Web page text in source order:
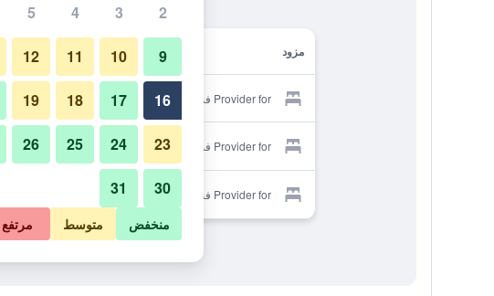
مزود
Provider for فندق 25 آورز ذا غولدمان
Provider for فندق 25 آورز ذا غولدمان
Provider for فندق 25 آورز ذا غولدمان
2
3
4
5
9
10
11
12
16
17
18
19
23
24
25
26
30
31
منخفض متوسط مرتفع